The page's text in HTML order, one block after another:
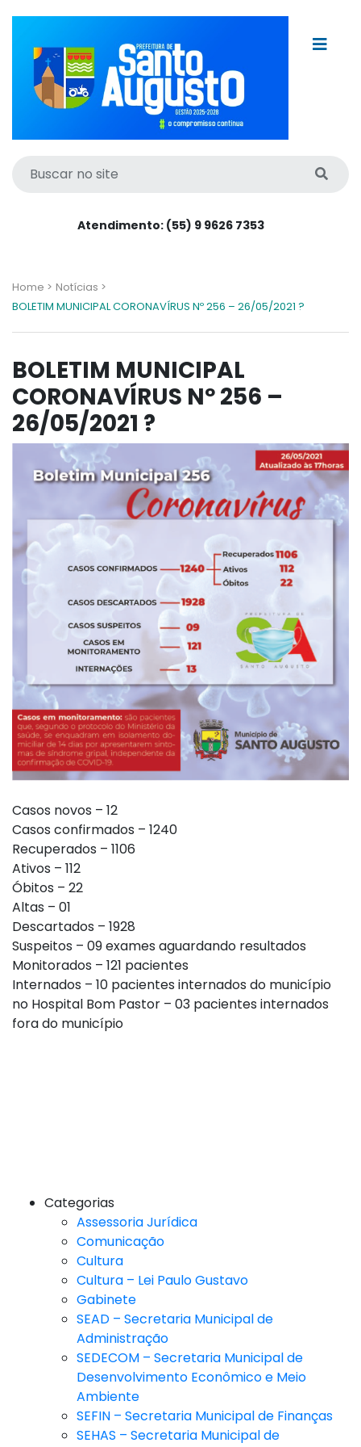
Atendimento: (55) 9 9626 7353
Home > Notícias >
BOLETIM MUNICIPAL CORONAVÍRUS Nº 256 – 26/05/2021 ?
BOLETIM MUNICIPAL
CORONAVÍRUS Nº 256 –
26/05/2021 ?
Casos novos – 12
Casos confirmados – 1240
Recuperados – 1106
Ativos – 112
Óbitos – 22
Altas – 01
Descartados – 1928
Suspeitos – 09 exames aguardando resultados
Monitorados – 121 pacientes
Internados – 10 pacientes internados do município
no Hospital Bom Pastor – 03 pacientes internados
fora do município
Categorias
Assessoria Jurídica
Comunicação
Cultura
Cultura – Lei Paulo Gustavo
Gabinete
SEAD – Secretaria Municipal de
Administração
SEDECOM – Secretaria Municipal de
Desenvolvimento Econômico e Meio
Ambiente
SEFIN – Secretaria Municipal de Finanças
SEHAS – Secretaria Municipal de